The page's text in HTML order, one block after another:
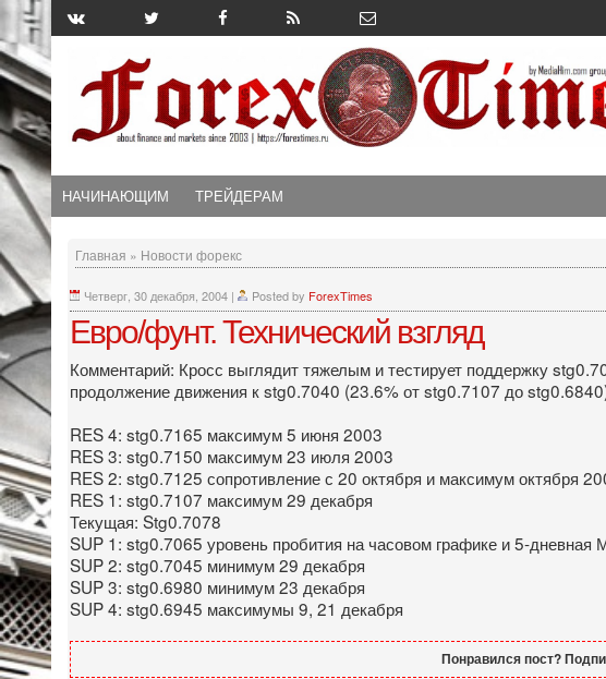
НАЧИНАЮЩИМ ТРЕЙДЕРАМ
Главная » Новости форекс
Четверг, 30 декабря, 2004 | Posted by ForexTimes
Евро/фунт. Технический взгляд
Комментарий: Кросс выглядит тяжелым и тестирует поддержку
продолжение движения к stg0.7040 (23.6% от stg0.7107 до
RES 4: stg0.7165 максимум 5 июня 2003
RES 3: stg0.7150 максимум 23 июля 2003
RES 2: stg0.7125 сопротивление с 20 октября и максимум октября
RES 1: stg0.7107 максимум 29 декабря
Текущая: Stg0.7078
SUP 1: stg0.7065 уровень пробития на часовом графике и 5-дневная
SUP 2: stg0.7045 минимум 29 декабря
SUP 3: stg0.6980 минимум 23 декабря
SUP 4: stg0.6945 максимумы 9, 21 декабря
Понравился пост?